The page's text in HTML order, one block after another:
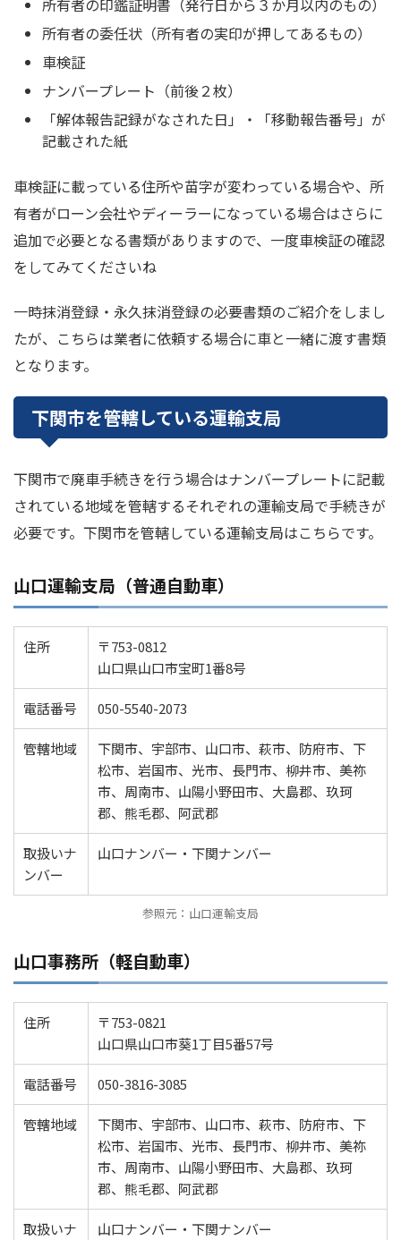
所有者の印鑑証明書（発行日から３か月以内のもの）
所有者の委任状（所有者の実印が押してあるもの）
車検証
ナンバープレート（前後２枚）
「解体報告記録がなされた日」・「移動報告番号」が
記載された紙
車検証に載っている住所や苗字が変わっている場合や、所
有者がローン会社やディーラーになっている場合はさらに
追加で必要となる書類がありますので、一度車検証の確認
をしてみてくださいね
一時抹消登録・永久抹消登録の必要書類のご紹介をしまし
たが、こちらは業者に依頼する場合に車と一緒に渡す書類
となります。
下関市を管轄している運輸支局
下関市で廃車手続きを行う場合はナンバープレートに記載
されている地域を管轄するそれぞれの運輸支局で手続きが
必要です。下関市を管轄している運輸支局はこちらです。
山口運輸支局（普通自動車）
住所
〒753-0812
山口県山口市宝町1番8号
電話番号 050-5540-2073
管轄地域
下関市、宇部市、山口市、萩市、防府市、下
松市、岩国市、光市、長門市、柳井市、美祢
市、周南市、山陽小野田市、大島郡、玖珂
郡、熊毛郡、阿武郡
取扱いナ
ンバー
山口ナンバー・下関ナンバー
参照元：山口運輸支局
山口事務所（軽自動車）
住所
〒753-0821
山口県山口市葵1丁目5番57号
電話番号 050-3816-3085
管轄地域
下関市、宇部市、山口市、萩市、防府市、下
松市、岩国市、光市、長門市、柳井市、美祢
市、周南市、山陽小野田市、大島郡、玖珂
郡、熊毛郡、阿武郡
取扱いナ
山口ナンバー・下関ナンバー